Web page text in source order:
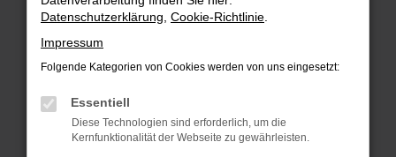
Benz GLC 220 für Zürich
Schleichst du bereits um einen
möchtest bald mit diesem Modell in
Zürich unterwegs sein? Dann ist jetzt
der richtige Moment, denn wir bieten
Datenschutzerklärung Cookie-Richtlinie
Impressum
Folgende Kategorien von Cookies werden von uns eingesetzt:
Essentiell
Diese Technologien sind erforderlich, um die
Kernfunktionalität der Webseite zu gewährleisten.